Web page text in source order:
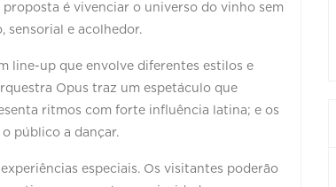
é vivenciar o universo do vinho sem
sensorial e acolhedor.
line-up que envolve diferentes estilos e
Opus traz um espetáculo que
ritmos com forte influência latina; e os
público a dançar.
especiais. Os visitantes poderão